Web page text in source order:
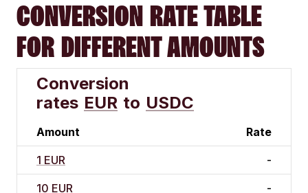
CONVERSION RATE TABLE
FOR DIFFERENT AMOUNTS
Conversion
rates EUR to USDC
Amount Rate
1 EUR -
10 EUR -